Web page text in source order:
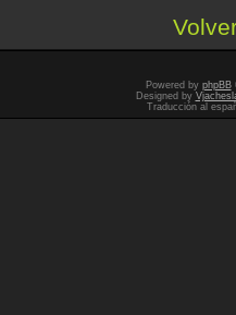
Powered by phpBB
Designed by
Traducción al